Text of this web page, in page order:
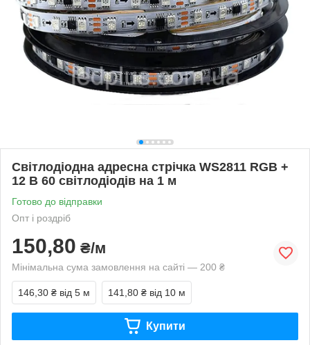
Світлодіодна адресна стрічка WS2811 RGB +
12 В 60 світлодіодів на 1 м
Готово до відправки
Опт і роздріб
150,80 ₴/м
Мінімальна сума замовлення на сайті — 200 ₴
146,30 ₴ від 5 м 141,80 ₴ від 10 м
Купити